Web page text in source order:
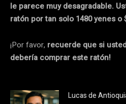
le parece muy desagradable. Us
ratón por tan solo 1480 yenes o
¡Por favor, recuerde que si
debería comprar este ratón!
Lucas de